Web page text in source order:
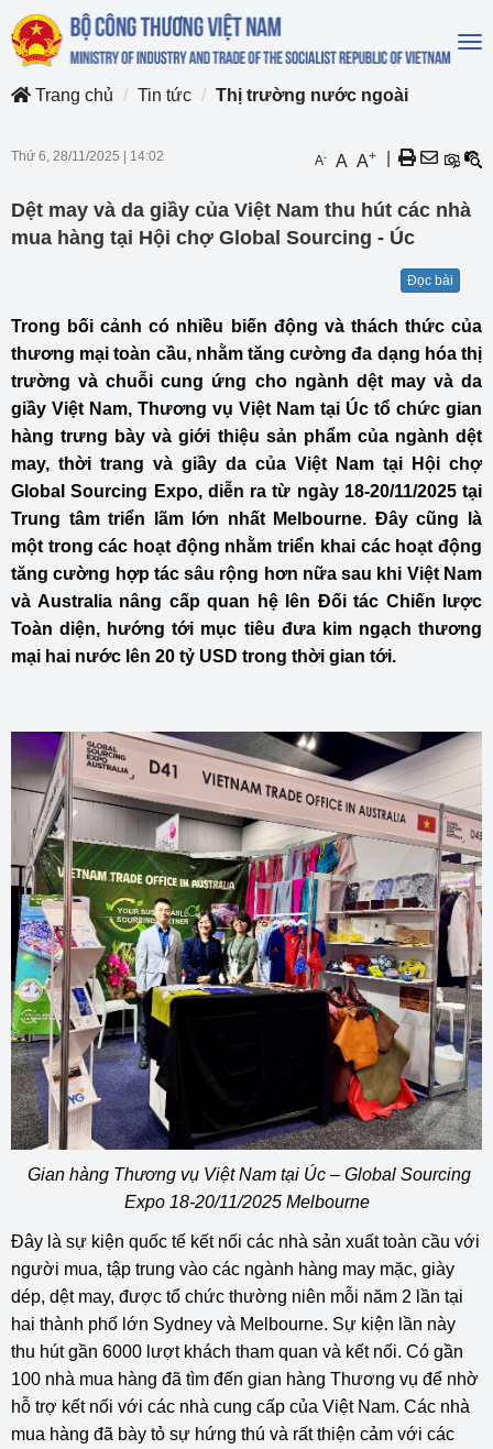
Trang chủ
Tin tức Thị trường nước ngoài
Thứ 6, 28/11/2025 14:02 A- A A+
Dệt may và da giầy của Việt Nam thu hút các nhà
mua hàng tại Hội chợ Global Sourcing - Úc
Đọc bài
Trong bối cảnh có nhiều biến động và thách thức của
thương mại toàn cầu, nhằm tăng cường đa dạng hóa thị
trường và chuỗi cung ứng cho ngành dệt may và da
giầy Việt Nam, Thương vụ Việt Nam tại Úc tổ chức gian
hàng trưng bày và giới thiệu sản phẩm của ngành dệt
may, thời trang và giầy da của Việt Nam tại Hội chợ
Global Sourcing Expo, diễn ra từ ngày 18-20/11/2025 tại
Trung tâm triển lãm lớn nhất Melbourne. Đây cũng là
một trong các hoạt động nhằm triển khai các hoạt động
tăng cường hợp tác sâu rộng hơn nữa sau khi Việt Nam
và Australia nâng cấp quan hệ lên Đối tác Chiến lược
Toàn diện, hướng tới mục tiêu đưa kim ngạch thương
mại hai nước lên 20 tỷ USD trong thời gian tới.
Gian hàng Thương vụ Việt Nam tại Úc – Global Sourcing
Expo 18-20/11/2025 Melbourne
Đây là sự kiện quốc tế kết nối các nhà sản xuất toàn cầu với
người mua, tập trung vào các ngành hàng may mặc, giày
dép, dệt may, được tổ chức thường niên mỗi năm 2 lần tại
hai thành phố lớn Sydney và Melbourne. Sự kiện lần này
thu hút gần 6000 lượt khách tham quan và kết nối. Có gần
100 nhà mua hàng đã tìm đến gian hàng Thương vụ để nhờ
hỗ trợ kết nối với các nhà cung cấp của Việt Nam. Các nhà
mua hàng đã bày tỏ sự hứng thú và rất thiện cảm với các